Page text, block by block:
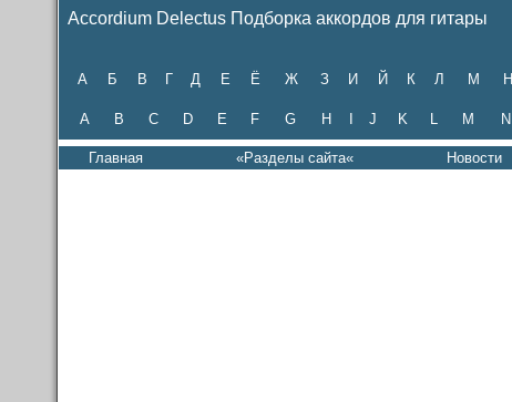
Accordium Delectus Подборка аккордов для гитары
А Б В Г Д Е Ё Ж З И Й К Л М Н
A B C D E F G H J K L M N
Главная «Разделы сайта« Новости